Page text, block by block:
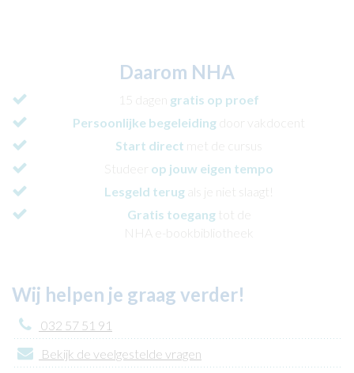
Daarom NHA
15 dagen gratis op proef
Persoonlijke begeleiding door vakdocent
Start direct met de cursus
Studeer op jouw eigen tempo
Lesgeld terug als je niet slaagt!
Gratis toegangtot de
NHA e-bookbibliotheek
Wij helpen je graag verder!
032 57 51 91
Bekijk de veelgestelde vragen